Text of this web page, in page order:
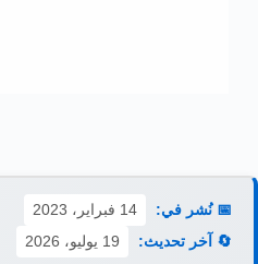
📅 نُشر في:
14 فبراير، 2023
🔄 آخر تحديث:
19 يوليو، 2026